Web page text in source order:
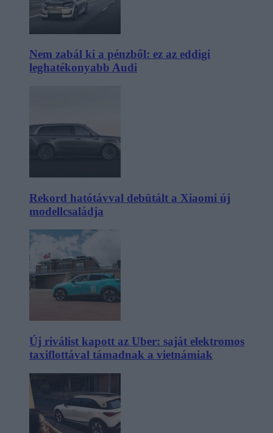
Nem zabál ki a pénzből: ez az eddigi
leghatékonyabb Audi
Rekord hatótávval debütált a Xiaomi új
modellcsaládja
Új riválist kapott az Uber: saját elektromos
taxiflottával támadnak a vietnámiak